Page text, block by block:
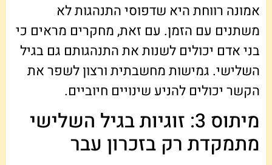
אמונה רווחת היא שדפוסי התנהגות לא
משתנים עם הזמן. עם זאת, מחקרים מראים כי
בני אדם יכולים לשנות את התנהגותם גם בגיל
השלישי. גמישות מחשבתית ורצון לשפר את
הקשר יכולים להניע שינויים חיוביים.
מיתוס 3: זוגיות בגיל השלישי
מתמקדת רק בזכרון עבר